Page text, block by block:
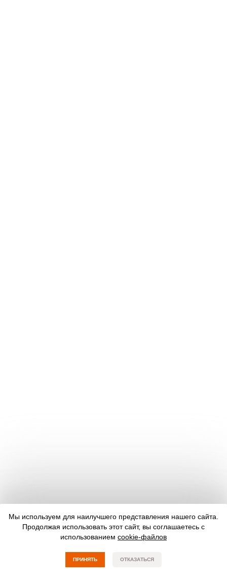
Мы используем для наилучшего представления нашего сайта.
Продолжая использовать этот сайт, вы соглашаетесь с
использованием cookie-файлов
ПРИНЯТЬ ОТКАЗАТЬСЯ